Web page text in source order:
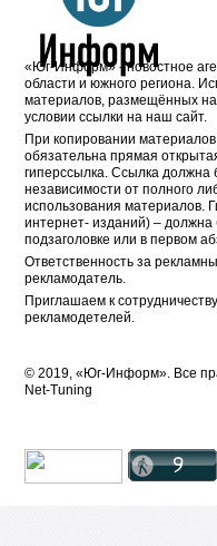
«Юг-Информ» - новостное
области и южного региона.
материалов, размещённых
условии ссылки на наш сайт.
При копировании
обязательна прямая
гиперссылка. Ссылка
независимости от полного
использования материалов.
интернет- изданий) –
подзаголовке или в первом
Ответственность за
рекламодатель.
Приглашаем к
рекламодетелей.
© 2019, «Юг-Информ». Все
Net-Tuning